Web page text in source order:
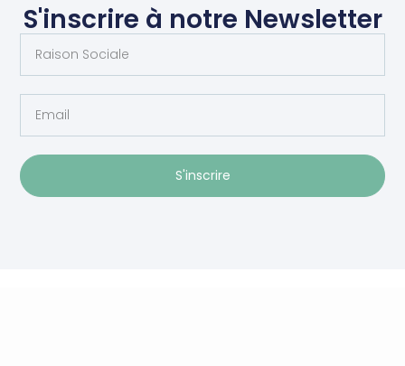
S'inscrire à notre Newsletter
S'inscrire